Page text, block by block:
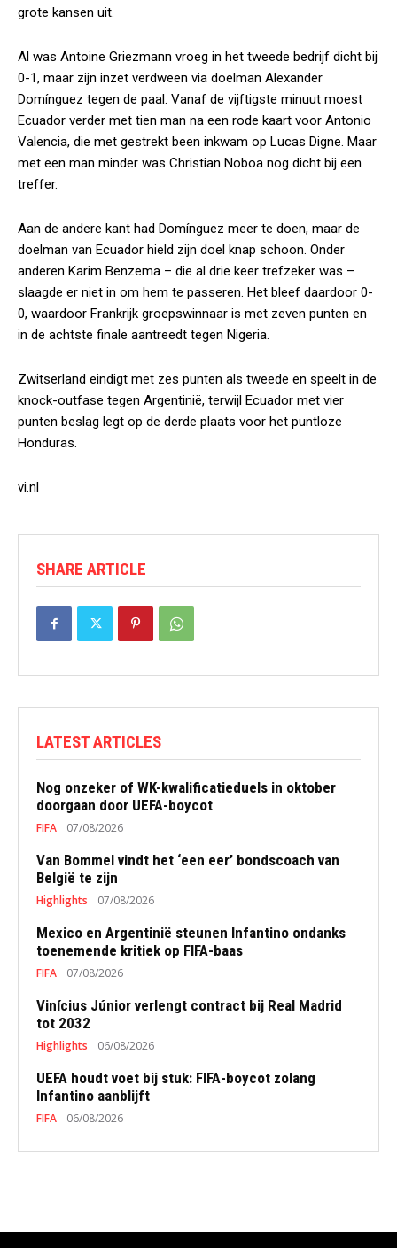
grote kansen uit.
Al was Antoine Griezmann vroeg in het tweede bedrijf dicht bij
0-1, maar zijn inzet verdween via doelman Alexander
Domínguez tegen de paal. Vanaf de vijftigste minuut moest
Ecuador verder met tien man na een rode kaart voor Antonio
Valencia, die met gestrekt been inkwam op Lucas Digne. Maar
met een man minder was Christian Noboa nog dicht bij een
treffer.
Aan de andere kant had Domínguez meer te doen, maar de
doelman van Ecuador hield zijn doel knap schoon. Onder
anderen Karim Benzema – die al drie keer trefzeker was –
slaagde er niet in om hem te passeren. Het bleef daardoor 0-
0, waardoor Frankrijk groepswinnaar is met zeven punten en
in de achtste finale aantreedt tegen Nigeria.
Zwitserland eindigt met zes punten als tweede en speelt in de
knock-outfase tegen Argentinië, terwijl Ecuador met vier
punten beslag legt op de derde plaats voor het puntloze
Honduras.
vi.nl
SHARE ARTICLE
LATEST ARTICLES
Nog onzeker of WK-kwalificatieduels in oktober
doorgaan door UEFA-boycot
FIFA 07/08/2026
Van Bommel vindt het ‘een eer’ bondscoach van
België te zijn
Highlights 07/08/2026
Mexico en Argentinië steunen Infantino ondanks
toenemende kritiek op FIFA-baas
FIFA 07/08/2026
Vinícius Júnior verlengt contract bij Real Madrid
tot 2032
Highlights 06/08/2026
UEFA houdt voet bij stuk: FIFA-boycot zolang
Infantino aanblijft
FIFA 06/08/2026